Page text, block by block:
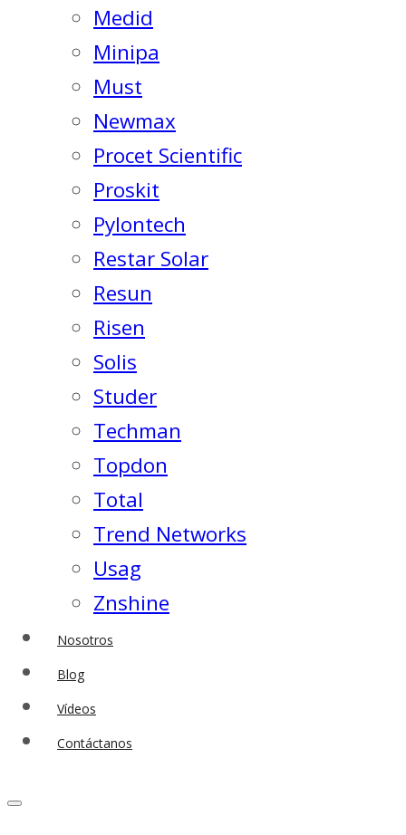
Medid
Minipa
Must
Newmax
Procet Scientific
Proskit
Pylontech
Restar Solar
Resun
Risen
Solis
Studer
Techman
Topdon
Total
Trend Networks
Usag
Znshine
Nosotros
Blog
Vídeos
Contáctanos